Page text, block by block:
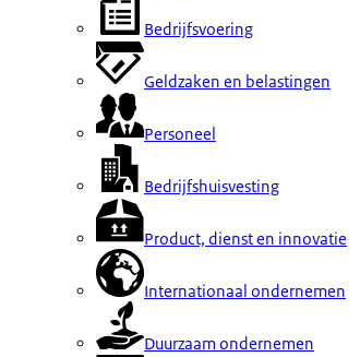
Bedrijfsvoering
Geldzaken en belastingen
Personeel
Bedrijfshuisvesting
Product, dienst en innovatie
Internationaal ondernemen
Duurzaam ondernemen